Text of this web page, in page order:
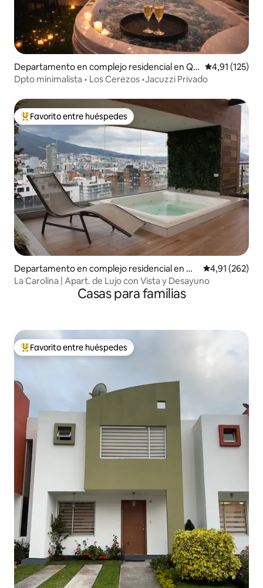
Departamento en complejo residencial en Qui
to
Calificación
4,91 (125)
Dpto minimalista • Los Cerezos •Jacuzzi Privado
Favorito entre los huéspedes más destacados
Favorito entre huéspedes
Departamento en complejo residencial en Qu
ito
Calificación
4,91 (262)
La Carolina | Apart. de Lujo con Vista y Desayuno
Casas para familias
Favorito entre los huéspedes más destacados
Favorito entre huéspedes